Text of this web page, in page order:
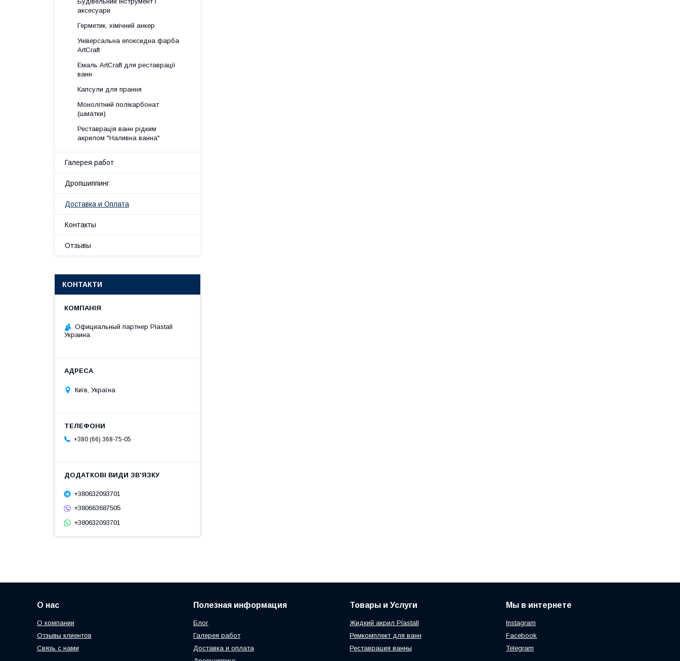
аксесуари
Герметик, хімічний анкер
Універсальна епоксидна фарба
ArtCraft
Емаль ArtCraft для реставрації
ванн
Капсули для прання
Монолітний полікарбонат
(шматки)
Реставрація ванн рідким
акрилом "Наливна ванна"
Галерея работ
Дропшиппинг
Доставка и Оплата
Контакты
Отзывы
КОНТАКТИ
Официальный партнер Plastall
Украина
Київ, Україна
+380 (66) 368-75-05
+380632093701
+380663687505
+380632093701
О нас
О компании
Отзывы клиентов
Связь с нами
Полезная информация
Блог
Галерея работ
Доставка и оплата
Товары и Услуги
Жидкий акрил Plastall
Ремкомплект для ванн
Реставрация ванны
Мы в интернете
Instagram
Facebook
Telegram